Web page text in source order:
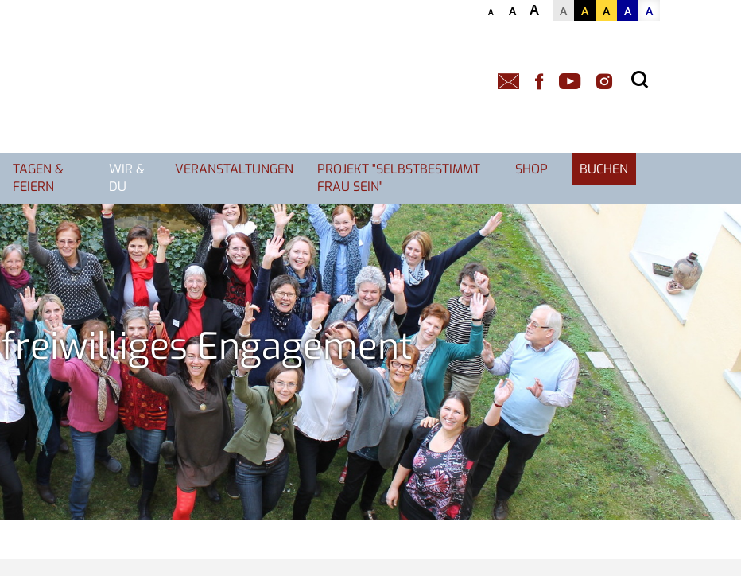
A A A A A A A A
TAGEN &
FEIERN
WIR &
DU
VERANSTALTUNGEN
PROJEKT "SELBSTBESTIMMT
FRAU SEIN"
SHOP BUCHEN
freiwilliges Engagement